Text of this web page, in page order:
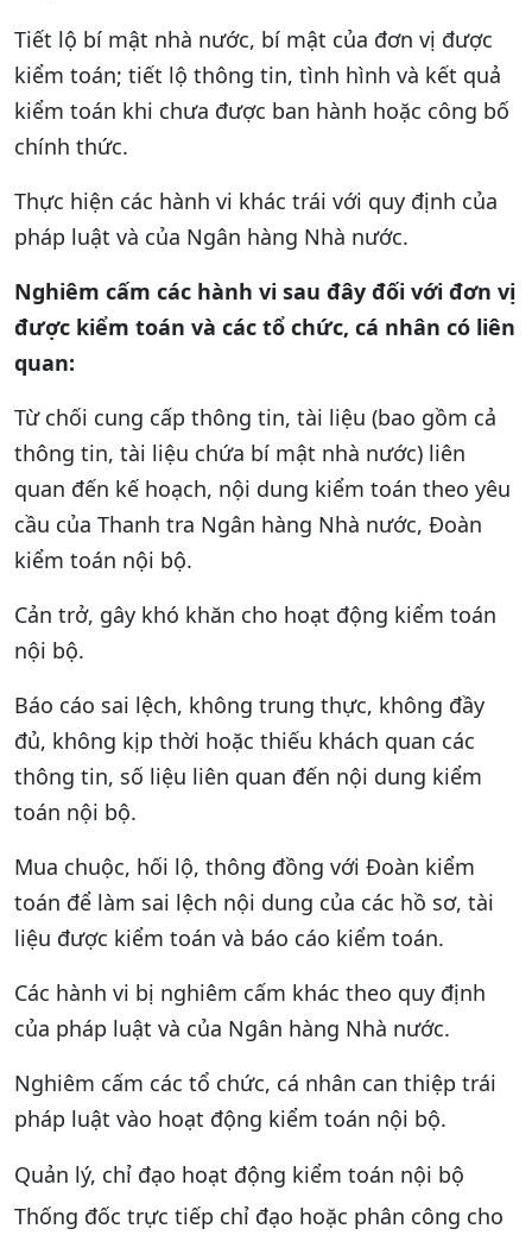
Tiết lộ bí mật nhà nước, bí mật của đơn vị được
kiểm toán; tiết lộ thông tin, tình hình và kết quả
kiểm toán khi chưa được ban hành hoặc công bố
chính thức.
Thực hiện các hành vi khác trái với quy định của
pháp luật và của Ngân hàng Nhà nước.
Nghiêm cấm các hành vi sau đây đối với đơn vị
được kiểm toán và các tổ chức, cá nhân có liên
quan:
Từ chối cung cấp thông tin, tài liệu (bao gồm cả
thông tin, tài liệu chứa bí mật nhà nước) liên
quan đến kế hoạch, nội dung kiểm toán theo yêu
cầu của Thanh tra Ngân hàng Nhà nước, Đoàn
kiểm toán nội bộ.
Cản trở, gây khó khăn cho hoạt động kiểm toán
nội bộ.
Báo cáo sai lệch, không trung thực, không đầy
đủ, không kịp thời hoặc thiếu khách quan các
thông tin, số liệu liên quan đến nội dung kiểm
toán nội bộ.
Mua chuộc, hối lộ, thông đồng với Đoàn kiểm
toán để làm sai lệch nội dung của các hồ sơ, tài
liệu được kiểm toán và báo cáo kiểm toán.
Các hành vi bị nghiêm cấm khác theo quy định
của pháp luật và của Ngân hàng Nhà nước.
Nghiêm cấm các tổ chức, cá nhân can thiệp trái
pháp luật vào hoạt động kiểm toán nội bộ.
Quản lý, chỉ đạo hoạt động kiểm toán nội bộ
Thống đốc trực tiếp chỉ đạo hoặc phân công cho